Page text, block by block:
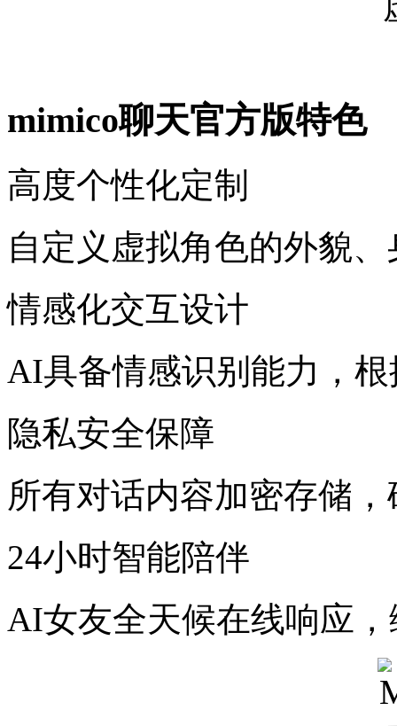
mimico聊天官方版特色
高度个性化定制
自定义虚拟角色的外貌
情感化交互设计
AI具备情感识别能力，
隐私安全保障
所有对话内容加密存储
24小时智能陪伴
AI女友全天候在线响应